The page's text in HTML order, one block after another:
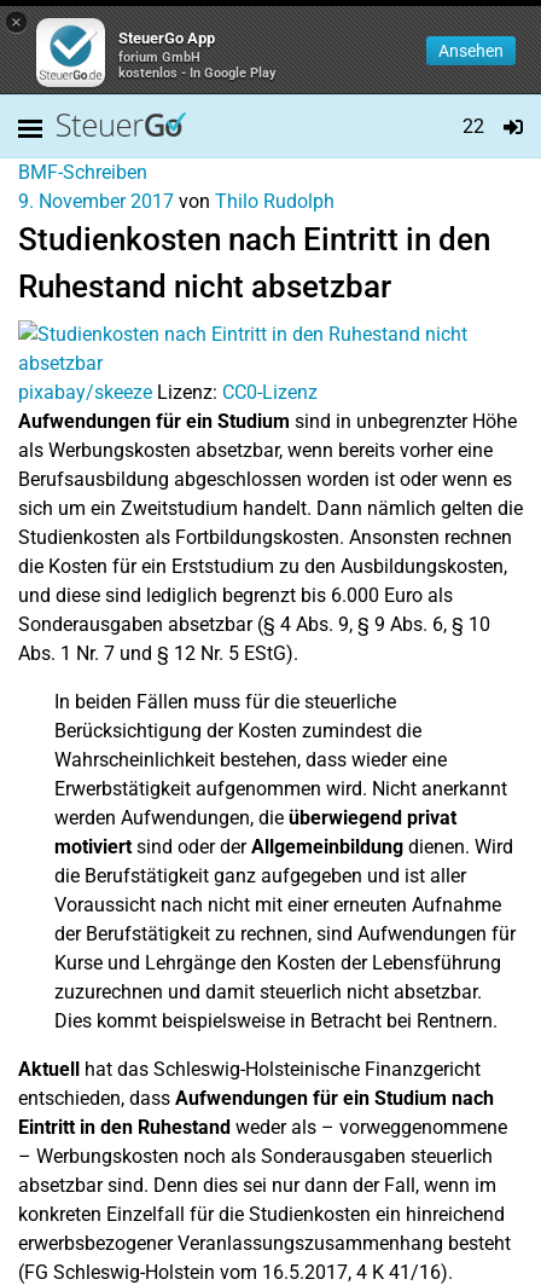
×
SteuerGo App
forium GmbH
kostenlos - In Google Play
Ansehen
22
BMF-Schreiben
9. November 2017 von Thilo Rudolph
Studienkosten nach Eintritt in den
Ruhestand nicht absetzbar
pixabay/skeeze Lizenz: CC0-Lizenz
Aufwendungen für ein Studium sind in unbegrenzter Höhe
als Werbungskosten absetzbar, wenn bereits vorher eine
Berufsausbildung abgeschlossen worden ist oder wenn es
sich um ein Zweitstudium handelt. Dann nämlich gelten die
Studienkosten als Fortbildungskosten. Ansonsten rechnen
die Kosten für ein Erststudium zu den Ausbildungskosten,
und diese sind lediglich begrenzt bis 6.000 Euro als
Sonderausgaben absetzbar (§ 4 Abs. 9, § 9 Abs. 6, § 10
Abs. 1 Nr. 7 und § 12 Nr. 5 EStG).
In beiden Fällen muss für die steuerliche
Berücksichtigung der Kosten zumindest die
Wahrscheinlichkeit bestehen, dass wieder eine
Erwerbstätigkeit aufgenommen wird. Nicht anerkannt
werden Aufwendungen, die überwiegend privat
motiviertsind oder derAllgemeinbildung dienen. Wird
die Berufstätigkeit ganz aufgegeben und ist aller
Voraussicht nach nicht mit einer erneuten Aufnahme
der Berufstätigkeit zu rechnen, sind Aufwendungen für
Kurse und Lehrgänge den Kosten der Lebensführung
zuzurechnen und damit steuerlich nicht absetzbar.
Dies kommt beispielsweise in Betracht bei Rentnern.
Aktuell hat das Schleswig-Holsteinische Finanzgericht
entschieden, dass Aufwendungen für ein Studium nach
Eintritt in den Ruhestand weder als – vorweggenommene
– Werbungskosten noch als Sonderausgaben steuerlich
absetzbar sind. Denn dies sei nur dann der Fall, wenn im
konkreten Einzelfall für die Studienkosten ein hinreichend
erwerbsbezogener Veranlassungszusammenhang besteht
(FG Schleswig-Holstein vom 16.5.2017, 4 K 41/16).